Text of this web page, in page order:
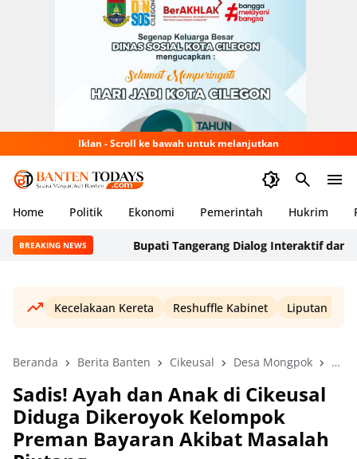
Iklan - Scroll ke bawah untuk melanjutkan
Home Politik Ekonomi Pemerintah Hukrim
BREAKING NEWS Bupati Tangerang Dialog Interaktif dan
Kecelakaan Kereta Reshuffle Kabinet Liputan Haji
Beranda Berita Banten Cikeusal Desa Mongpok
Sadis! Ayah dan Anak di Cikeusal
Diduga Dikeroyok Kelompok
Preman Bayaran Akibat Masalah